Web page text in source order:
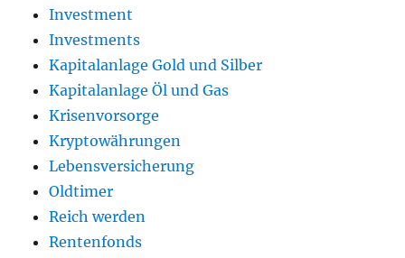
Investment
Investments
Kapitalanlage Gold und Silber
Kapitalanlage Öl und Gas
Krisenvorsorge
Kryptowährungen
Lebensversicherung
Oldtimer
Reich werden
Rentenfonds